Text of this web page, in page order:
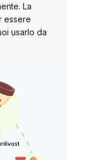
La
essere
usarlo da